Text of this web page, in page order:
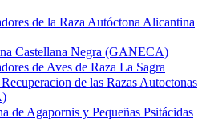
de la Raza Autóctona Alicantina
Castellana Negra (GANECA)
de Aves de Raza La Sagra
de las Razas Autoctonas
de Agapornis y Pequeñas Psitácidas